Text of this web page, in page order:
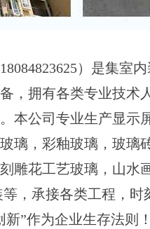
）是集室
，拥有各类专业技术
本公司专业生产显示
璃，彩釉玻璃，玻璃
雕花工艺玻璃，山水
，承接各类工程，
”作为企业生存法则